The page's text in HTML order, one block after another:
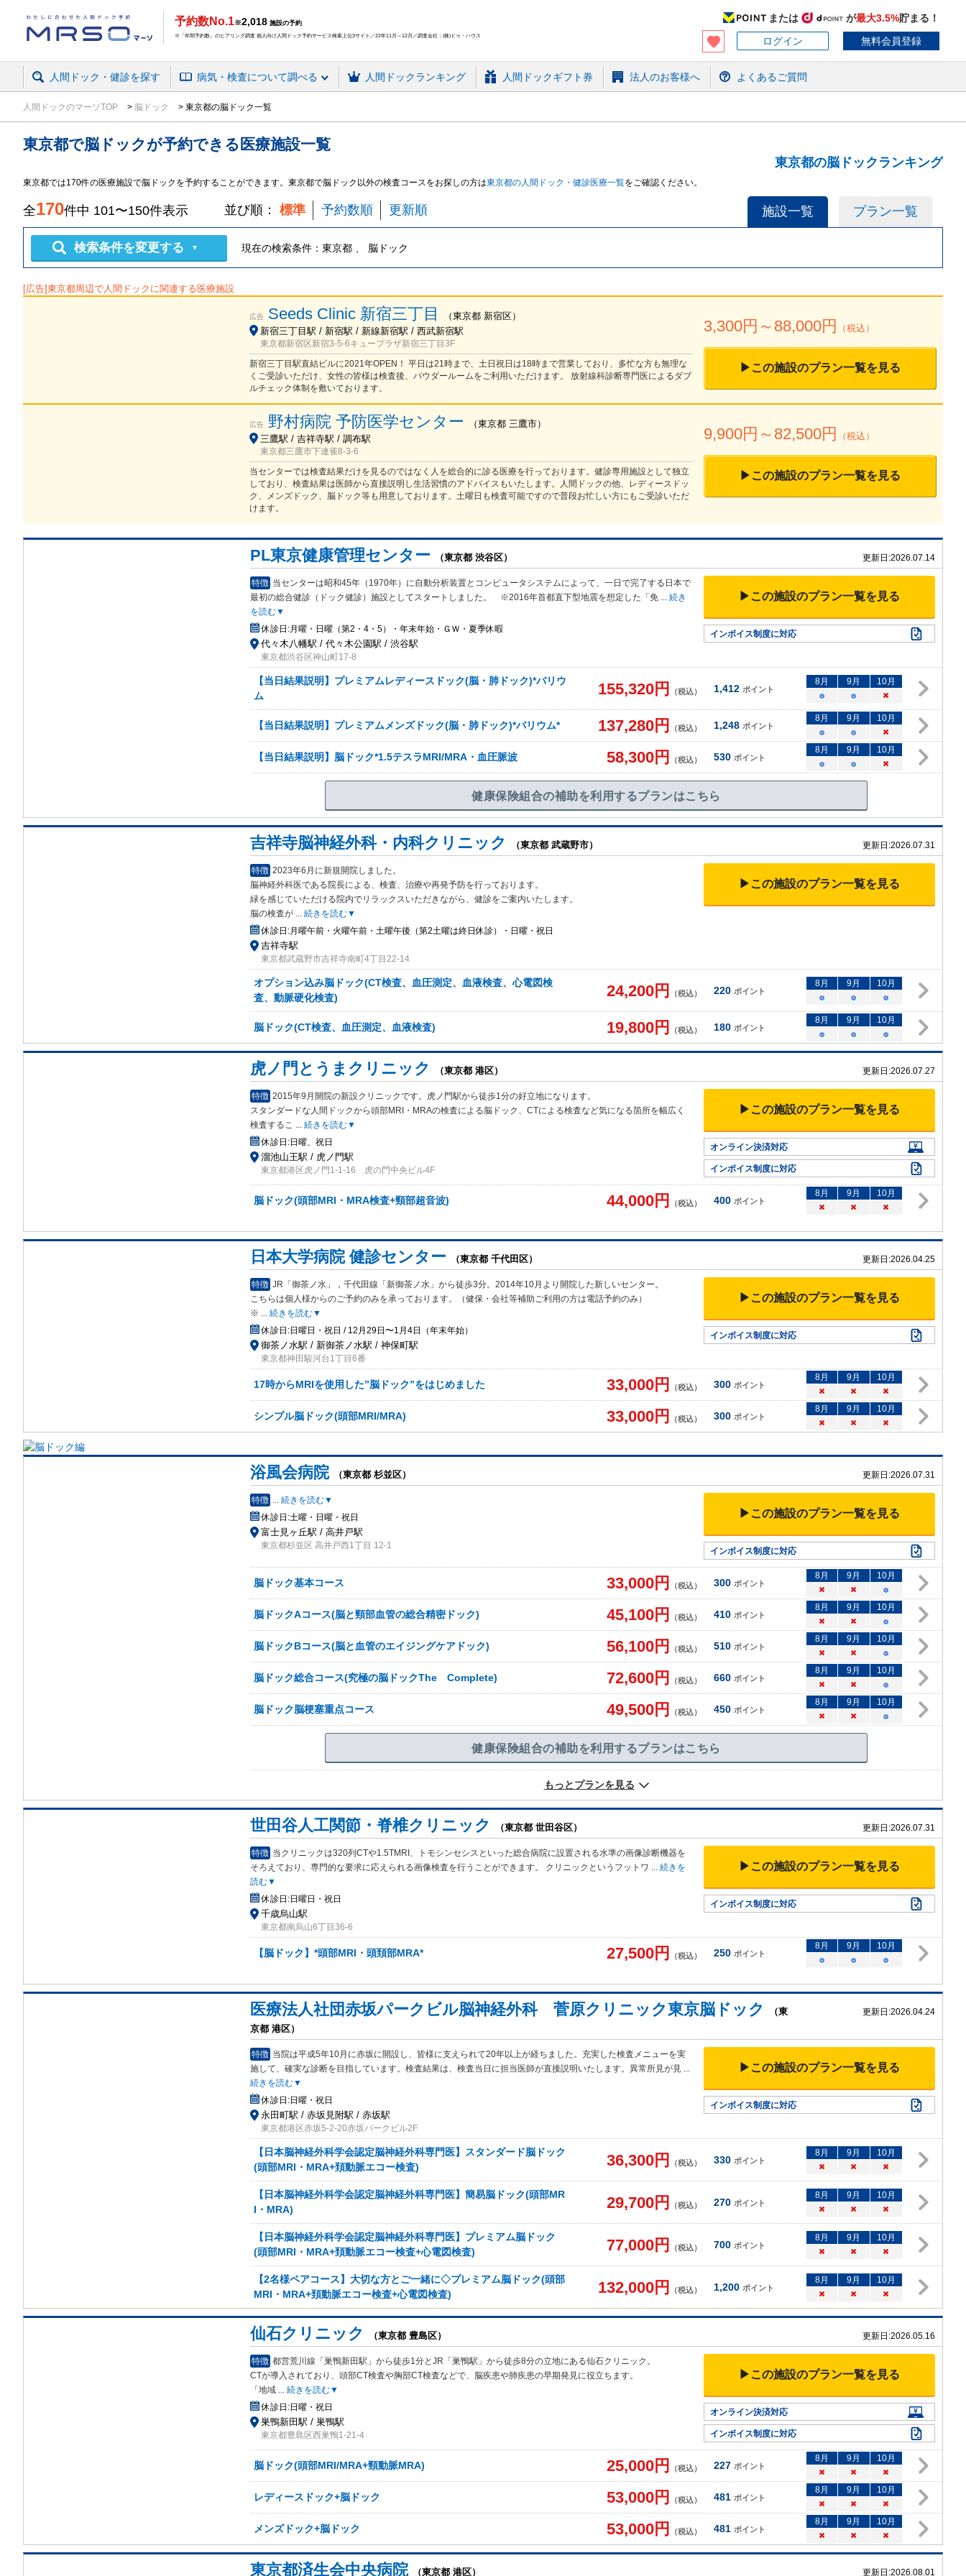
予約数No.1※2,018 施設の予約
※「年間予約数」のヒアリング調査 個人向け人間ドック予約サービス検索上位3サイト／22年11月～12月／調査会社：(株)ドゥ・ハウス
または が最大3.5%貯まる！
ログイン
無料会員登録
人間ドック・健診を探す 病気・検査について調べる 人間ドックランキング 人間ドックギフト券 法人のお客様へ よくあるご質問
人間ドックのマーソTOP 脳ドック 東京都の脳ドック一覧
東京都で脳ドックが予約できる 医療施設一覧
東京都の脳ドックランキング
東京都では170件の医療施設で脳ドック を予約することができます。 東京都で脳ドック 以外の検査コースをお探しの方は東京都の人間ドック・健診医療一覧をご確認ください。
施設一覧 プラン一覧
全170件中 101〜150件表示 並び順： 標準 予約数順 更新順
検索条件を変更する ▼ 現在の検索条件： 東京都 、 脳ドック
[広告]東京都周辺で人間ドックに関連する医療施設
広告 Seeds Clinic 新宿三丁目 （東京都 新宿区）
新宿三丁目駅 / 新宿駅 / 新線新宿駅 / 西武新宿駅
東京都新宿区新宿3-5-6キュープラザ新宿三丁目3F
新宿三丁目駅直結ビルに2021年OPEN！ 平日は21時まで、土日祝日は18時まで営業しており、多忙な方も無理な
くご受診いただけ、女性の皆様は検査後、パウダールームをご利用いただけます。 放射線科診断専門医によるダブ
ルチェック体制を敷いております。
3,300円～ 88,000円 （税込）
▶この施設のプラン一覧を見る
広告 野村病院 予防医学センター （東京都 三鷹市）
三鷹駅 / 吉祥寺駅 / 調布駅
東京都三鷹市下連雀8-3-6
当センターでは検査結果だけを見るのではなく人を総合的に診る医療を行っております。健診専用施設として独立
しており、検査結果は医師から直接説明し生活習慣のアドバイスもいたします。人間ドックの他、レディースドッ
ク、メンズドック、脳ドック等も用意しております。土曜日も検査可能ですので普段お忙しい方にもご受診いただ
けます。
9,900円～ 82,500円 （税込）
▶この施設のプラン一覧を見る
PL東京健康管理センター （東京都 渋谷区） 更新日:2026.07.14
特徴 当センターは昭和45年（1970年）に自動分析装置とコンピュータシステムによって、一日で完了する日本で
最初の総合健診（ドック健診）施設としてスタートしました。 ※2016年首都直下型地震を想定した「免 ... 続き
を読む▼
休診日:月曜・日曜（第2・4・5）・年末年始・ＧＷ・夏季休暇
代々木八幡駅 / 代々木公園駅 / 渋谷駅
東京都渋谷区神山町17-8
▶この施設のプラン一覧を見る
インボイス制度に対応
【当日結果説明】プレミアムレディースドック(脳・肺ドック)*バリウ
ム
155,320円 （税込） 1,412 ポイント
8月 9月 10月
○
○ ×
【当日結果説明】プレミアムメンズドック(脳・肺ドック)*バリウム* 137,280円 （税込） 1,248 ポイント
8月 9月 10月
○
○ ×
【当日結果説明】脳ドック*1.5テスラMRI/MRA・血圧脈波 58,300円 （税込） 530 ポイント
8月 9月 10月
○
○ ×
健康保険組合の補助を利用するプランはこちら
吉祥寺脳神経外科・内科クリニック （東京都 武蔵野市） 更新日:2026.07.31
特徴 2023年6月に新規開院しました。
脳神経外科医である院長による、検査、治療や再発予防を行っており ます。
緑を感じていただける院内でリラックスいただきながら、健診をご案内いたします。
脳の検査が ... 続きを読む▼
休診日:月曜午前・火曜午前・土曜午後（第2土曜は終日休診）・日曜・祝日
吉祥寺駅
東京都武蔵野市吉祥寺南町4丁目22-14
▶この施設のプラン一覧を見る
オプション込み脳ドック(CT検査、血圧測定、血液検査、心電図検
査、動脈硬化検査)
24,200円 （税込） 220 ポイント
8月 9月 10月
○
○ ○
脳ドック(CT検査、血圧測定、血液検査) 19,800円 （税込） 180 ポイント
8月 9月 10月
○
○ ○
虎ノ門とうまクリニック （東京都 港区） 更新日:2026.07.27
特徴 2015年9月開院の新設クリニックです。虎ノ門駅から徒歩1分の好立地になります。
スタンダードな人 間ドックから頭部MRI・MRAの検査による脳ドック、CTによる検査など気になる箇所を幅広く
検査するこ ... 続きを読む▼
休診日:日曜、祝日
溜池山王駅 / 虎ノ門駅
東京都港区虎ノ門1-1-16 虎の門中央ビル4F
▶この施設のプラン一覧を見る
オンライン決済対応
インボイス制度に対応
脳ドック(頭部MRI・MRA検査+頸部超音波) 44,000円 （税込） 400 ポイント
8月 9月 10月
×
× ×
日本大学病院 健診センター （東京都 千代田区） 更新日:2026.04.25
特徴 JR「御茶ノ水」，千代田線「新御茶ノ水」から徒歩3分。2014年10月より開院した新しいセンター。
こちらは個人様からのご予約のみを承っております。（健保・会社等補助ご利用の方は電話予約のみ）
※ ... 続きを読む▼
休診日:日曜日・祝日 / 12月29日〜1月4日（年末年始）
御茶ノ水駅 / 新御茶ノ水駅 / 神保町駅
東京都神田駿河台1丁目6番
▶この施設のプラン一覧を見る
インボイス制度に対応
17時からMRIを使用した”脳ドック”をはじめました 33,000円 （税込） 300 ポイント
8月 9月 10月
×
× ×
シンプル脳ドック(頭部MRI/MRA) 33,000円 （税込） 300 ポイント
8月 9月 10月
×
× ×
浴風会病院 （東京都 杉並区） 更新日:2026.07.31
特徴 ... 続きを読む▼
休診日:土曜・日曜・祝日
富士見ヶ丘駅 / 高井戸駅
東京都杉並区 高井戸西1丁目 12-1
▶この施設のプラン一覧を見る
インボイス制度に対応
脳ドック基本コース 33,000円 （税込） 300 ポイント
8月 9月 10月
×
× ○
脳ドックAコース(脳と頸部血管の総合精密ドック) 45,100円 （税込） 410 ポイント
8月 9月 10月
×
× ○
脳ドックBコース(脳と血管のエイジングケアドック) 56,100円 （税込） 510 ポイント
8月 9月 10月
×
× ○
脳ドック総合コース(究極の脳ドックThe Complete) 72,600円 （税込） 660 ポイント
8月 9月 10月
×
× ○
脳ドック脳梗塞重点コース 49,500円 （税込） 450 ポイント
8月 9月 10月
×
× ○
健康保険組合の補助を利用するプランはこちら
もっとプランを見る
世田谷人工関節・脊椎クリニック （東京都 世田谷区） 更新日:2026.07.31
特徴 当クリニックは320列CTや1.5TMRI、トモシンセシスといった総合病院に設置される水準の画像診断機器を
そろえており、専門的な要求に応えられる画像検査を行うことができます。 クリニックというフットワ ... 続きを
読む▼
休診日:日曜日・祝日
千歳烏山駅
東京都南烏山6丁目36-6
▶この施設のプラン一覧を見る
インボイス制度に対応
【脳ドック】*頭部MRI・頭頚部MRA* 27,500円 （税込） 250 ポイント
8月 9月 10月
○
○ ○
医療法人社団赤坂パークビル脳神経外科 菅原クリニック東京脳ドック
（東
京都 港区）
更新日:2026.04.24
特徴 当院は平成5年10月に赤坂に開設し、皆様に支えられて20年以上が経ちました。充実した検査メニューを実
施して、確実な診断を目指しています。検査結果は、検査当日に担当医師が直接説明いたします。異常所見が見 ...
続きを読む▼
休診日:日曜・祝日
永田町駅 / 赤坂見附駅 / 赤坂駅
東京都港区赤坂5-2-20赤坂パークビル2F
▶この施設のプラン一覧を見る
インボイス制度に対応
【日本脳神経外科学会認定脳神経外科専門医】スタンダード脳ドック
(頭部MRI・MRA+頚動脈エコー検査)
36,300円 （税込） 330 ポイント
8月 9月 10月
×
× ×
【日本脳神経外科学会認定脳神経外科専門医】簡易脳ドック(頭部MR
I・MRA)
29,700円 （税込） 270 ポイント
8月 9月 10月
×
× ×
【日本脳神経外科学会認定脳神経外科専門医】プレミアム脳ドック
(頭部MRI・MRA+頚動脈エコー検査+心電図検査)
77,000円 （税込） 700 ポイント
8月 9月 10月
×
× ×
【2名様ペアコース】大切な方とご一緒に◇プレミアム脳ドック(頭部
MRI・MRA+頚動脈エコー検査+心電図検査)
132,000円 （税込） 1,200 ポイント
8月 9月 10月
×
× ×
仙石クリニック （東京都 豊島区） 更新日:2026.05.16
特徴 都営荒川線「巣鴨新田駅」から徒歩1分とJR「巣鴨駅」から徒歩8分の立地にある仙石クリニック。
CTが導入されており、頭部CT検査や胸部CT検査などで、脳疾患や肺疾患の早期発見に役立ちます。
「地域 ... 続きを読む▼
休診日:日曜・祝日
巣鴨新田駅 / 巣鴨駅
東京都豊島区西巣鴨1-21-4
▶この施設のプラン一覧を見る
オンライン決済対応
インボイス制度に対応
脳ドック(頭部MRI/MRA+頸動脈MRA) 25,000円 （税込） 227 ポイント
8月 9月 10月
×
× ×
レディースドック+脳ドック 53,000円 （税込） 481 ポイント
8月 9月 10月
×
× ×
メンズドック+脳ドック 53,000円 （税込） 481 ポイント
8月 9月 10月
×
× ×
東京都済生会中央病院 （東京都 港区） 更新日:2026.08.01